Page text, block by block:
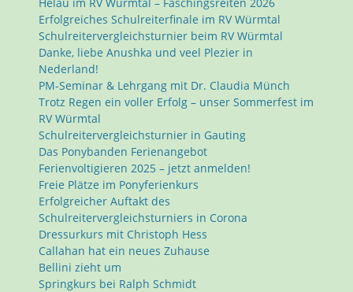
Erfolgreiches Schulreiterfinale im RV Würmtal
Schulreitervergleichsturnier beim RV Würmtal
Danke, liebe Anushka und veel Plezier in
Nederland!
PM-Seminar & Lehrgang mit Dr. Claudia Münch
Trotz Regen ein voller Erfolg – unser Sommerfest im
RV Würmtal
Schulreitervergleichsturnier in Gauting
Das Ponybanden Ferienangebot
Ferienvoltigieren 2025 – jetzt anmelden!
Freie Plätze im Ponyferienkurs
Erfolgreicher Auftakt des
Schulreitervergleichsturniers in Corona
Dressurkurs mit Christoph Hess
Callahan hat ein neues Zuhause
Bellini zieht um
Springkurs bei Ralph Schmidt